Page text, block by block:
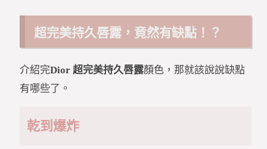
超完美持久唇露，竟然有缺點！？
介紹完Dior 超完美持久唇露顏色，那就該說說缺點
有哪些了。
乾到爆炸